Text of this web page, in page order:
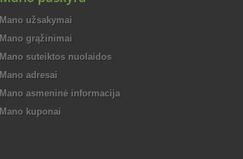
Mano užsakymai
Mano grąžinimai
Mano suteiktos nuolaidos
Mano adresai
Mano asmeninė informacija
Mano kuponai